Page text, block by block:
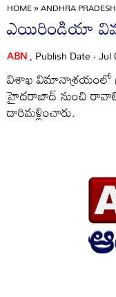
HOME»ANDHRA PRADESH
ఎయిరిండియా
ABN, Publish Date -
విశాఖ విమానాశ్రయంలో
హైదరాబాద్‌ నుంచి
దారిమళ్లించారు.